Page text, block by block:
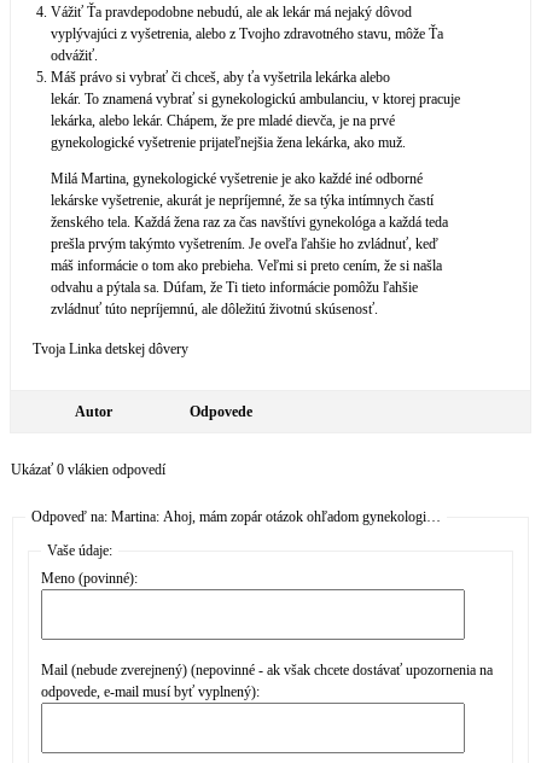
Vážiť Ťa pravdepodobne nebudú, ale ak lekár má nejaký dôvod
vyplývajúci z vyšetrenia, alebo z Tvojho zdravotného stavu, môže Ťa
odvážiť.
Máš právo si vybrať či chceš, aby ťa vyšetrila lekárka alebo
lekár. To znamená vybrať si gynekologickú ambulanciu, v ktorej pracuje
lekárka, alebo lekár. Chápem, že pre mladé dievča, je na prvé
gynekologické vyšetrenie prijateľnejšia žena lekárka, ako muž.
Milá Martina, gynekologické vyšetrenie je ako každé iné odborné
lekárske vyšetrenie, akurát je nepríjemné, že sa týka intímnych častí
ženského tela. Každá žena raz za čas navštívi gynekológa a každá teda
prešla prvým takýmto vyšetrením. Je oveľa ľahšie ho zvládnuť, keď
máš informácie o tom ako prebieha. Veľmi si preto cením, že si našla
odvahu a pýtala sa. Dúfam, že Ti tieto informácie pomôžu ľahšie
zvládnuť túto nepríjemnú, ale dôležitú životnú skúsenosť.
Tvoja Linka detskej dôvery
Autor Odpovede
Ukázať 0 vlákien odpovedí
Odpoveď na: Martina: Ahoj, mám zopár otázok ohľadom gynekologi…
Vaše údaje:
Meno (povinné):
Mail (nebude zverejnený) (nepovinné - ak však chcete dostávať upozornenia na
odpovede, e-mail musí byť vyplnený):